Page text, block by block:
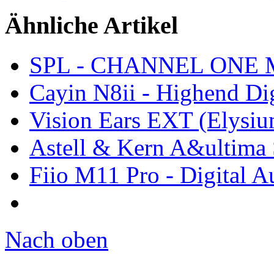
Ähnliche Artikel
SPL - CHANNEL ONE
Cayin N8ii - Highend
Vision Ears EXT
Astell & Kern A&ultima
Fiio M11 Pro - Digital
Nach oben